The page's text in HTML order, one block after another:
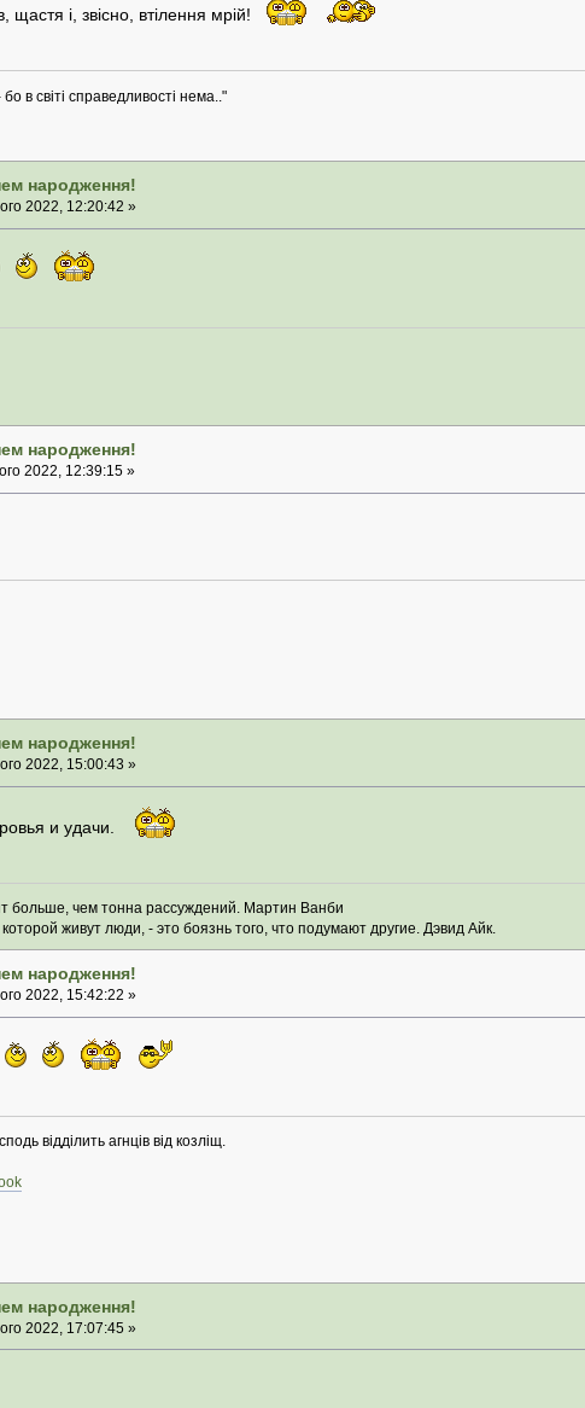
щастя і, звісно, втілення мрій!
в світі справедливості нема.."
народження!
2022, 12:20:42 »
народження!
2022, 12:39:15 »
народження!
2022, 15:00:43 »
и удачи.
больше, чем тонна рассуждений. Мартин Ванби
живут люди, - это боязнь того, что подумают другие. Дэвид Айк.
народження!
2022, 15:42:22 »
відділить агнців від козліщ.
народження!
2022, 17:07:45 »